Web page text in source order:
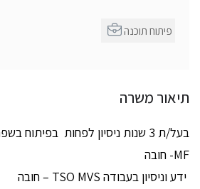
תיאור משרה
MF- חובה
ידע וניסיון בעבודה TSO MVS – חובה